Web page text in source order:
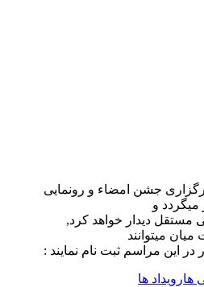
جشن امضاء و رونمایی
میگردد و
مستقل دیدار خواهد کرد,
میتوانند
این مراسم ثبت نام نمایند :
هارویداد ها